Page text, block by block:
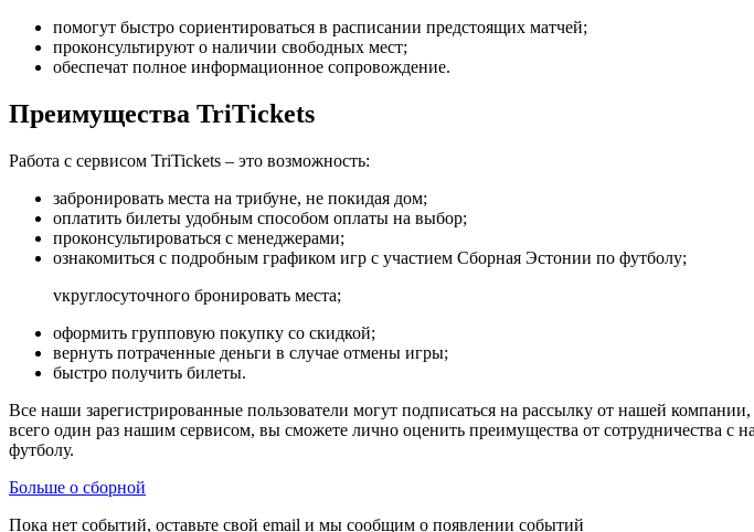
помогут быстро сориентироваться в расписании предстоящих матчей;
проконсультируют о наличии свободных мест;
обеспечат полное информационное сопровождение.
Преимущества TriTickets
Работа с сервисом TriTickets – это возможность:
забронировать места на трибуне, не покидая дом;
оплатить билеты удобным способом оплаты на выбор;
проконсультироваться с менеджерами;
ознакомиться с подробным графиком игр с участием Сборная Эстонии по футболу;
vкруглосуточного бронировать места;
оформить групповую покупку со скидкой;
вернуть потраченные деньги в случае отмены игры;
быстро получить билеты.
Все наши зарегистрированные пользователи могут подписаться на рассылку от нашей
всего один раз нашим сервисом, вы сможете лично оценить преимущества от сотрудничества
футболу.
Больше о сборной
Пока нет событий, оставьте свой email и мы сообщим о появлении событий